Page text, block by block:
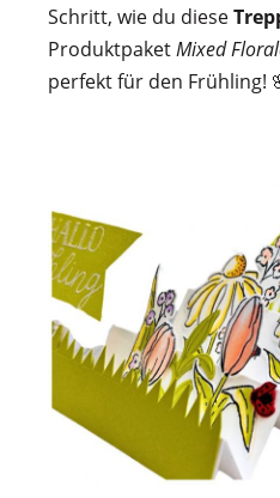
Schritt, wie du diese
ProduktpaketMixed
perfekt für den Frühling!